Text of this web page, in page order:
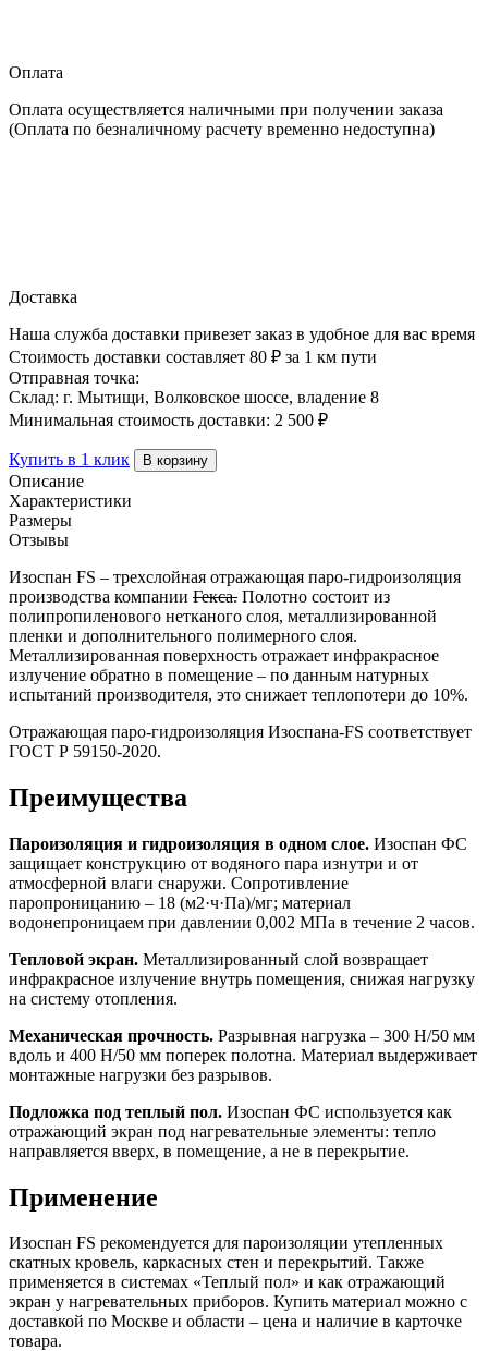
х
м,
70
Оплата
Оплата осуществляется наличными при получении заказа
(Оплата по безналичному расчету временно недоступна)
Доставка
Наша служба доставки привезет заказ в удобное для вас время
Стоимость доставки составляет 80 ₽ за 1 км пути
Отправная точка:
Склад: г. Мытищи, Волковское шоссе, владение 8
Минимальная стоимость доставки: 2 500 ₽
Купить в 1 клик В корзину
Описание
Характеристики
Размеры
Отзывы
Изоспан FS – трехслойная отражающая паро-гидроизоляция
производства компании Гекса. Полотно состоит из
полипропиленового нетканого слоя, металлизированной
пленки и дополнительного полимерного слоя.
Металлизированная поверхность отражает инфракрасное
излучение обратно в помещение – по данным натурных
испытаний производителя, это снижает теплопотери до 10%.
Отражающая паро-гидроизоляция Изоспана-FS соответствует
ГОСТ Р 59150-2020.
Преимущества
Пароизоляция и гидроизоляция в одном слое. Изоспан ФС
защищает конструкцию от водяного пара изнутри и от
атмосферной влаги снаружи. Сопротивление
паропроницанию – 18 (м2·ч·Па)/мг; материал
водонепроницаем при давлении 0,002 МПа в течение 2 часов.
Тепловой экран. Металлизированный слой возвращает
инфракрасное излучение внутрь помещения, снижая нагрузку
на систему отопления.
Механическая прочность. Разрывная нагрузка – 300 Н/50 мм
вдоль и 400 Н/50 мм поперек полотна. Материал выдерживает
монтажные нагрузки без разрывов.
Подложка под теплый пол. Изоспан ФС используется как
отражающий экран под нагревательные элементы: тепло
направляется вверх, в помещение, а не в перекрытие.
Применение
Изоспан FS рекомендуется для пароизоляции утепленных
скатных кровель, каркасных стен и перекрытий. Также
применяется в системах «Теплый пол» и как отражающий
экран у нагревательных приборов. Купить материал можно с
доставкой по Москве и области – цена и наличие в карточке
товара.